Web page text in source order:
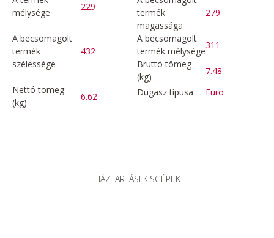
mélysége
229
termék
magassága
279
A becsomagolt
termék
szélessége
432
A becsomagolt
termék mélysége
311
Bruttó tömeg
(kg)
7.48
Nettó tömeg
(kg)
6.62 Dugasz típusa Euro
HÁZTARTÁSI KISGÉPEK